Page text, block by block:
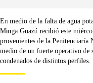
En medio de la falta de agua
Minga Guazú recibió este
provenientes de la Penitenciaría
medio de un fuerte operativo de
condenados de distintos perfiles.